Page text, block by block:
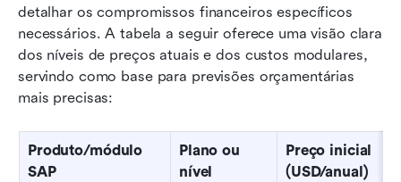
detalhar os compromissos financeiros específicos
necessários. A tabela a seguir oferece uma visão clara
dos níveis de preços atuais e dos custos modulares,
servindo como base para previsões orçamentárias
mais precisas:
Produto/módulo
SAP
Plano ou
nível
Preço inicial
(USD/anual)